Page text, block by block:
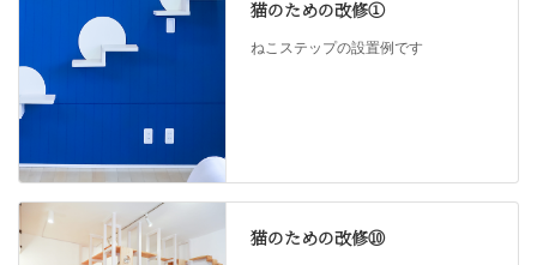
猫のための改修①
ねこステップの設置例です
猫のための改修⑩